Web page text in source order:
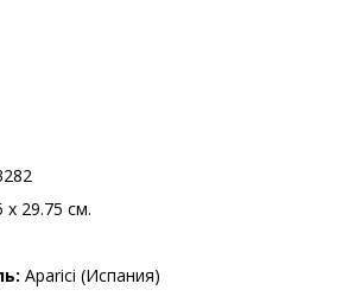
x 29.75 см.
Aparici (Испания)